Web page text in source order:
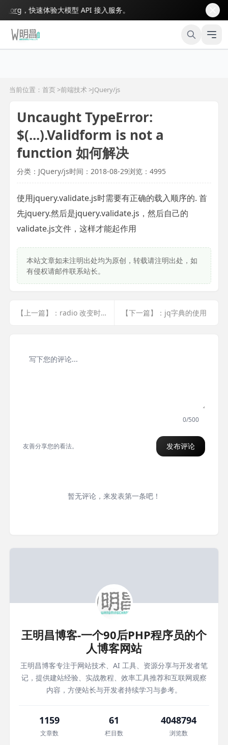
，快速体验大模型 API 接入服务。
当前位置：首页 >前端技术 >JQuery/js
Uncaught TypeError:
$(...).Validform is not a
function 如何解决
分类：JQuery/js时间：2018-08-29浏览：4995
使用jquery.validate.js时需要有正确的载入顺序的. 首
先jquery.然后是jquery.validate.js，然后自己的
validate.js文件，这样才能起作用
本站文章如未注明出处均为原创，转载请注明出处，如
有侵权请邮件联系站长。
【上一篇】：radio 改变时,执行ajax操作 【下一篇】：jq字典的使用
0/500
友善分享您的看法。 发布评论
暂无评论，来发表第一条吧！
王明昌博客-一个90后PHP程序员的个
人博客网站
王明昌博客专注于网站技术、AI 工具、资源分享与开发者笔
记，提供建站经验、实战教程、效率工具推荐和互联网观察
内容，方便站长与开发者持续学习与参考。
1159
文章数
61
栏目数
4048794
浏览数